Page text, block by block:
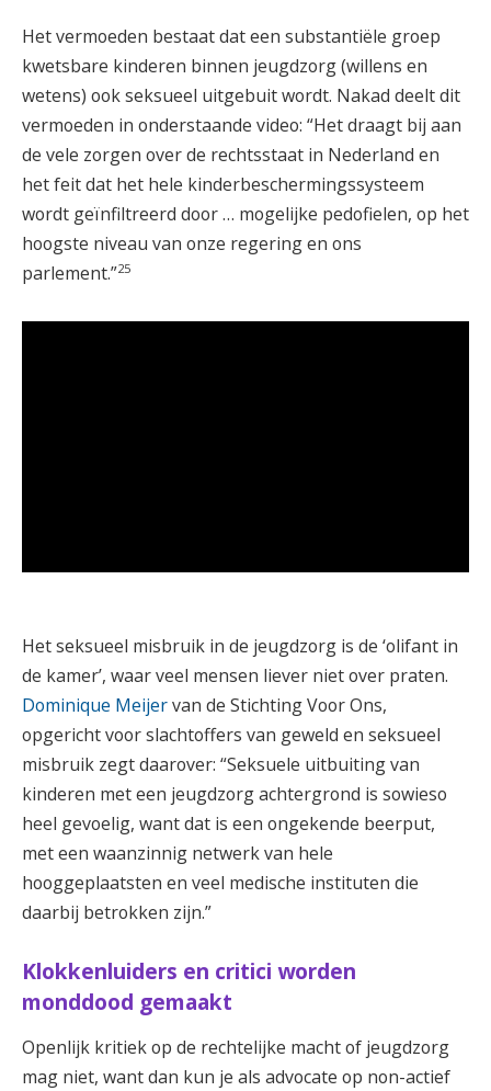
Het vermoeden bestaat dat een substantiële groep
kwetsbare kinderen binnen jeugdzorg (willens en
wetens) ook seksueel uitgebuit wordt. Nakad deelt dit
vermoeden in onderstaande video: “Het draagt bij aan
de vele zorgen over de rechtsstaat in Nederland en
het feit dat het hele kinderbeschermingssysteem
wordt geïnfiltreerd door … mogelijke pedofielen, op het
hoogste niveau van onze regering en ons
parlement.”25
Het seksueel misbruik in de jeugdzorg is de ‘olifant in
de kamer’, waar veel mensen liever niet over praten.
Dominique Meijervan de Stichting Voor Ons,
opgericht voor slachtoffers van geweld en seksueel
misbruik zegt daarover: “Seksuele uitbuiting van
kinderen met een jeugdzorg achtergrond is sowieso
heel gevoelig, want dat is een ongekende beerput,
met een waanzinnig netwerk van hele
hooggeplaatsten en veel medische instituten die
daarbij betrokken zijn.”
Klokkenluiders en critici worden
monddood gemaakt
Openlijk kritiek op de rechtelijke macht of jeugdzorg
mag niet, want dan kun je als advocate op non-actief